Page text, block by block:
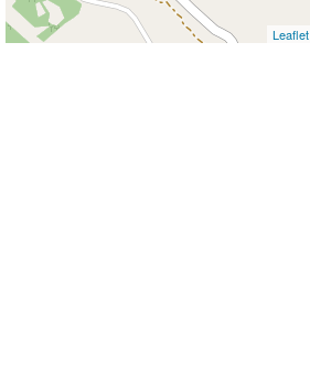
Leaflet